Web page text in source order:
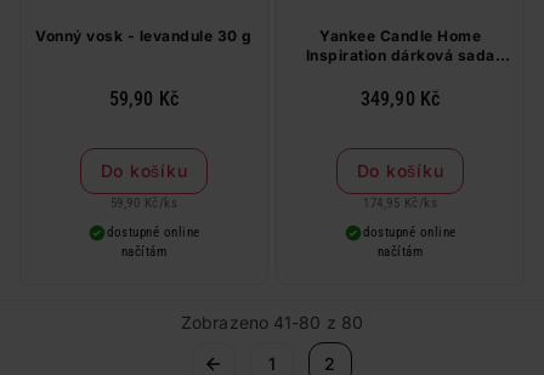
Vonný vosk - levandule 30 g
59,90 Kč
Do košíku
59,90 Kč / ks
dostupné online
načítám
Yankee Candle Home
Inspiration dárková sada
349,90 Kč
Do košíku
174,95 Kč / ks
dostupné online
načítám
Zobrazeno 41-80 z 80
1
2